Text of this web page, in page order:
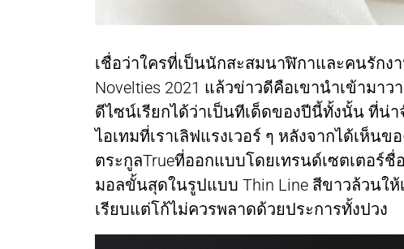
เชื่อว่าใครที่เป็นนักสะสมนาฬิกาและคนรัก
Novelties 2021 แล้วข่าวดีคือเขานำเข้ามา
ดีไซน์เรียกได้ว่าเป็นทีเด็ดของปีนี้ทั้งนั้น ที่น่
ไอเทมที่เราเลิฟแรงเวอร์ ๆ หลังจากได้เห็น
ตระกูลTrueที่ออกแบบโดยเทรนด์เซตเตอร์ชื่
มอลขั้นสุดในรูปแบบ Thin Line สีขาวล้วนให้
เรียบแต่โก้ไม่ควรพลาดด้วยประการทั้งปวง